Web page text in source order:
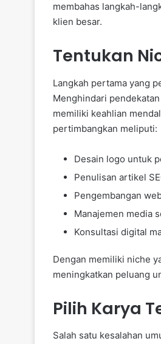
membahas langkah-
klien besar.
Tentukan
Langkah pertama yang
Menghindari
memiliki keahlian
pertimbangkan meliputi:
Desain logo untuk
Penulisan artikel
Pengembangan
Manajemen media
Konsultasi digital
Dengan memiliki niche
meningkatkan peluang
Pilih Karya
Salah satu kesalahan